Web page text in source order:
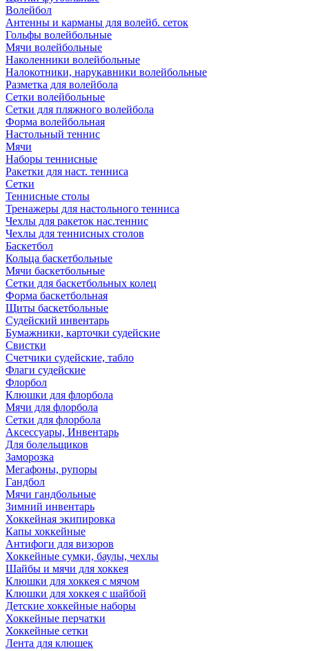
Волейбол
Антенны и карманы для волейб. сеток
Гольфы волейбольные
Мячи волейбольные
Наколенники волейбольные
Налокотники, нарукавники волейбольные
Разметка для волейбола
Сетки волейбольные
Сетки для пляжного волейбола
Форма волейбольная
Настольный теннис
Мячи
Наборы теннисные
Ракетки для наст. тенниса
Сетки
Теннисные столы
Тренажеры для настольного тенниса
Чехлы для ракеток нас.теннис
Чехлы для теннисных столов
Баскетбол
Кольца баскетбольные
Мячи баскетбольные
Сетки для баскетбольных колец
Форма баскетбольная
Щиты баскетбольные
Судейский инвентарь
Бумажники, карточки судейские
Свистки
Счетчики судейские, табло
Флаги судейские
Флорбол
Клюшки для флорбола
Мячи для флорбола
Сетки для флорбола
Аксессуары, Инвентарь
Для болельщиков
Заморозка
Мегафоны, рупоры
Гандбол
Мячи гандбольные
Зимний инвентарь
Хоккейная экипировка
Капы хоккейные
Антифоги для визоров
Хоккейные сумки, баулы, чехлы
Шайбы и мячи для хоккея
Клюшки для хоккея с мячом
Клюшки для хоккея с шайбой
Детские хоккейные наборы
Хоккейные перчатки
Хоккейные сетки
Лента для клюшек